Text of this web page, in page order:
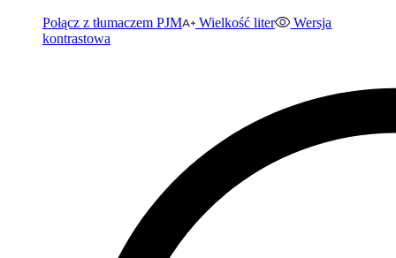
Połącz z tłumaczem PJM Wielkość liter
Wersja
kontrastowa